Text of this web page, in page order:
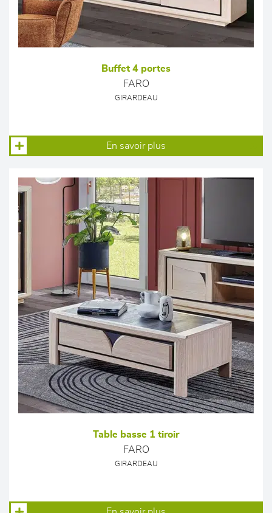
Buffet 4 portes
FARO
GIRARDEAU
En savoir plus
Table basse 1 tiroir
FARO
GIRARDEAU